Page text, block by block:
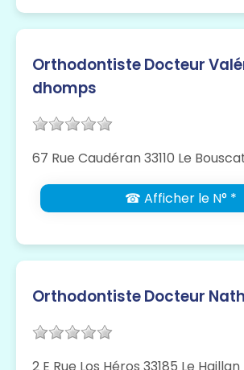
Orthodontiste Docteur
dhomps
67 Rue Caudéran 33110 Le
☎ Afficher le N° *
Orthodontiste Docteur